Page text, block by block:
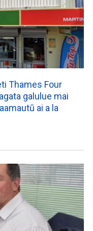
Thames Four
galulue mai
ai a la